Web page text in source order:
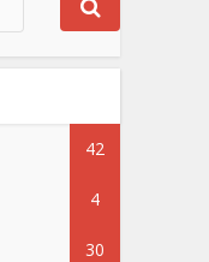
42
4
30